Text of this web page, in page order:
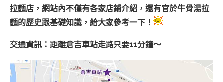
拉麵店，網站內不僅有各家店鋪介紹，還有官於牛骨湯拉
麵的歷史跟基礎知識，給大家參考一下！
交通資訊：距離倉吉車站走路只要11分鐘～